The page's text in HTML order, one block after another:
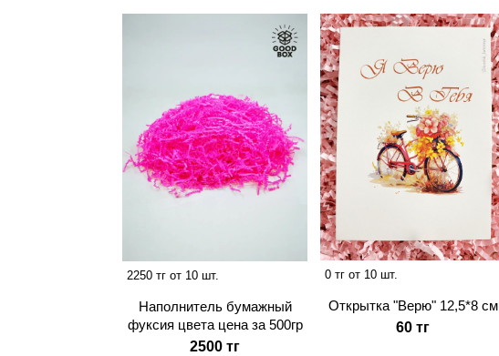
2250 тг от 10 шт.
Наполнитель бумажный
фуксия цвета цена за 500гр
2500 тг
0 тг от 10 шт.
Открытка "Верю" 12,5*8 см
60 тг